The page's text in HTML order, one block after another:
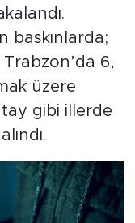
baskınlarda;
6,
üzere
gibi illerde